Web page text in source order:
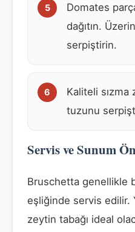
Domates
dağıtın.
serpiştirin.
Kaliteli sızma
tuzunu
Servis ve Sunum
Bruschetta genellikle
eşliğinde servis edilir.
zeytin tabağı ideal